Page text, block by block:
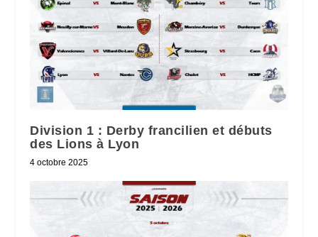
Division 1 : Derby francilien et débuts
des Lions à Lyon
4 octobre 2025